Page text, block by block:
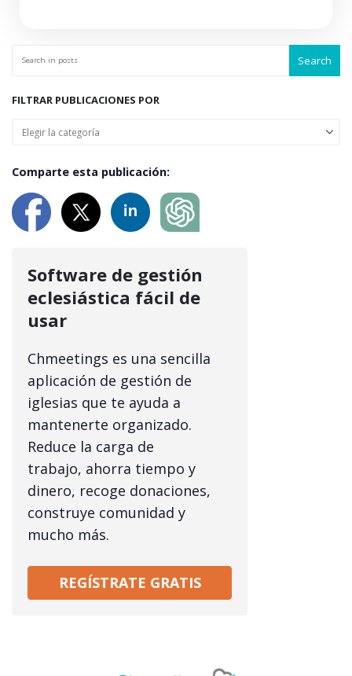
Search
FILTRAR PUBLICACIONES POR
Comparte esta publicación:
Software de gestión
eclesiástica fácil de
usar
Chmeetings es una sencilla
aplicación de gestión de
iglesias que te ayuda a
mantenerte organizado.
Reduce la carga de
trabajo, ahorra tiempo y
dinero, recoge donaciones,
construye comunidad y
mucho más.
REGÍSTRATE GRATIS